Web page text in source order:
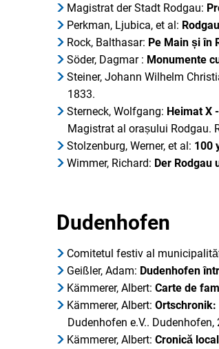
Magistrat der Stadt Rodgau:
Perkman, Ljubica, et al:
Rock, Balthasar: Pe Main și în
Söder, Dagmar : Monumente
Steiner, Johann Wilhelm
1833.
Sterneck, Wolfgang: Heimat X
Magistrat al orașului Rodgau.
Stolzenburg, Werner, et al: 100
Wimmer, Richard: Der Rodgau
Dudenhofen
Comitetul festiv al
Geißler, Adam: Dudenhofen
Kämmerer, Albert:Carte de
Kämmerer, Albert:Ortschronik:
Dudenhofen e.V.. Dudenhofen,
Kämmerer, Albert:Cronică